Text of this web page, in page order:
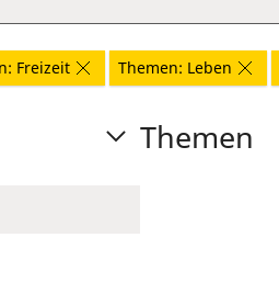
Freizeit Themen: Leben
Themen